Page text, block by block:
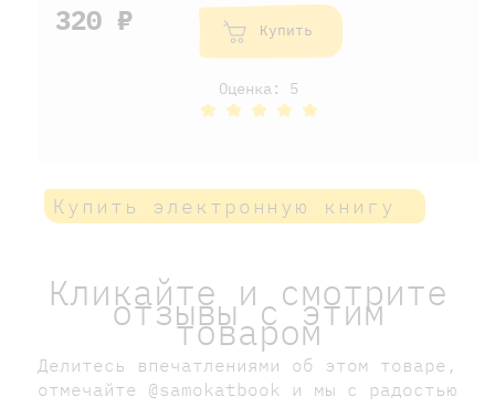
320 ₽ Купить
Оценка: 5
Купить электронную книгу
Кликайте и смотрите
отзывы с этим
товаром
Делитесь впечатлениями об этом товаре,
отмечайте @samokatbook и мы с радостью